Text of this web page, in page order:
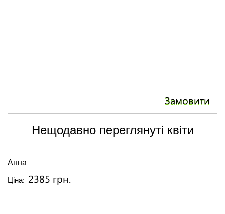
Замовити
Нещодавно переглянуті квіти
Анна
Ціна: 2385 грн.